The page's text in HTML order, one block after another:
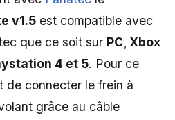
v1.5 est compatible avec
que ce soit sur PC, Xbox
4 et 5. Pour ce
de connecter le frein à
grâce au câble